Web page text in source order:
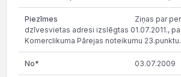
Ziņas par
dzīvesvietas adresi izslēgtas 01.07.2011.,
Komerclikuma Pārejas noteikumu 23.punktu.
03.07.2009